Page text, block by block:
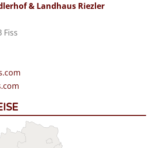
& Landhaus Riezler
Fiss